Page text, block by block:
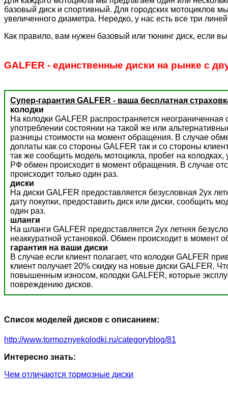
базовый диск и спортивный. Для городских мотоциклов
увеличенного диаметра. Нередко, у нас есть все три
Как правило, вам нужен базовый или тюнинг диск, если
GALFER - единственные диски на рынке с
Супер-гарантия GALFER - ваша бесплатная
колодки
На колодки GALFER распространяется
употреблении состоянии на такой же или
разницы стоимости на момент обращения. В случае
доплаты как со стороны GALFER так и со стороны
так же сообщить модель мотоцикла, пробег на
РФ обмен происходит в момент обращения. В случае
происходит только один раз.
диски
На диски GALFER предоставляется безусловная 2ух
дату покупки, предоставить диск или диски, сообщить
один раз.
шланги
На шланги GALFER предоставляется 2ух летняя
неаккуратной установкой. Обмен происходит в момент
гарантия на ваши диски
В случае если клиент полагает, что колодки GALFER
клиент получает 20% скидку на новые диски GALFER.
повышенным износом, колодки GALFER, которые
повреждению дисков.
Список моделей дисков с описанием:
http://www.tormoznyekolodki.ru/categoryblog/81
Интересно знать:
Чем отличаются тормозные диски